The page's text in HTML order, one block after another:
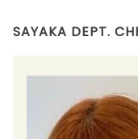
SAYAKA DEPT.